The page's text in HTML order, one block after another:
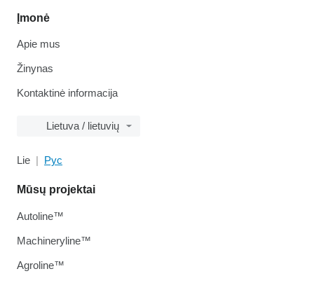
Įmonė
Apie mus
Žinynas
Kontaktinė informacija
Lietuva / lietuvių
Lie Рус
Mūsų projektai
Autoline™
Machineryline™
Agroline™